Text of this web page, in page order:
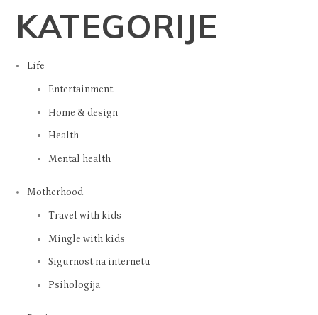
KATEGORIJE
Life
Entertainment
Home & design
Health
Mental health
Motherhood
Travel with kids
Mingle with kids
Sigurnost na internetu
Psihologija